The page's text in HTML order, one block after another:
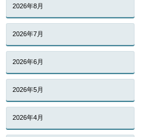
2026年8月
2026年7月
2026年6月
2026年5月
2026年4月